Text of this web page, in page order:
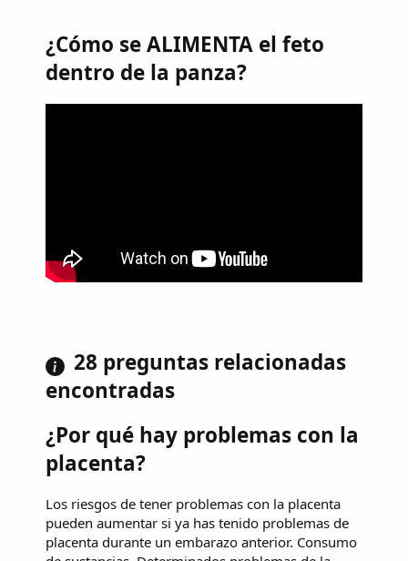
¿Cómo se ALIMENTA el feto
dentro de la panza?
28 preguntas relacionadas
encontradas
¿Por qué hay problemas con la
placenta?
Los riesgos de tener problemas con la placenta
pueden aumentar si ya has tenido problemas de
placenta durante un embarazo anterior. Consumo